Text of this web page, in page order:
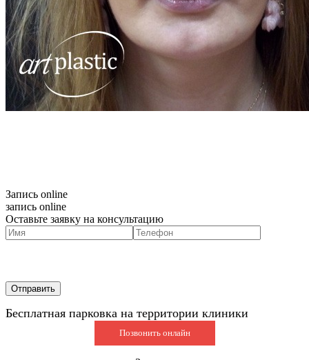
Запись online
запись online
Оставьте заявку на консультацию
Бесплатная парковка на территории клиники
Позвонить онлайн